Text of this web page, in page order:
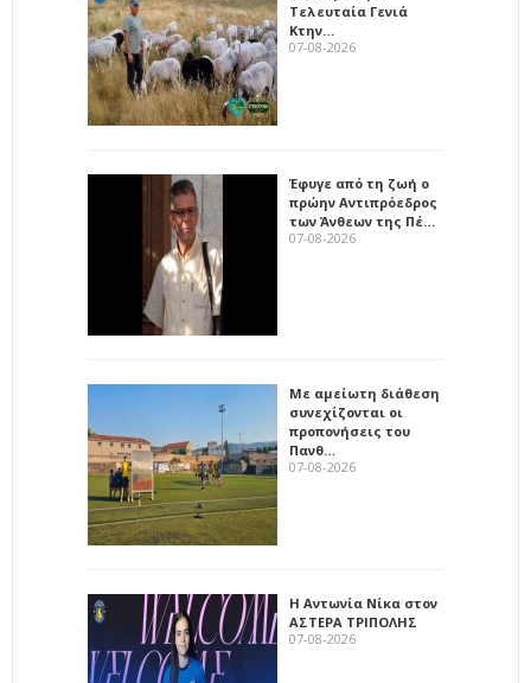
Τελευταία Γενιά
Κτην…
07-08-2026
Έφυγε από τη ζωή ο
πρώην Αντιπρόεδρος
των Άνθεων της Πέ…
07-08-2026
Με αμείωτη διάθεση
συνεχίζονται οι
προπονήσεις του
Πανθ…
07-08-2026
Η Αντωνία Νίκα στον
ΑΣΤΕΡΑ ΤΡΙΠΟΛΗΣ
07-08-2026